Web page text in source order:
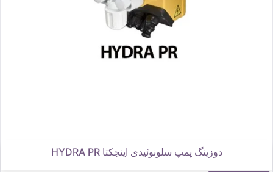
دوزینگ پمپ سلونوئیدی اینجکتا HYDRA PR